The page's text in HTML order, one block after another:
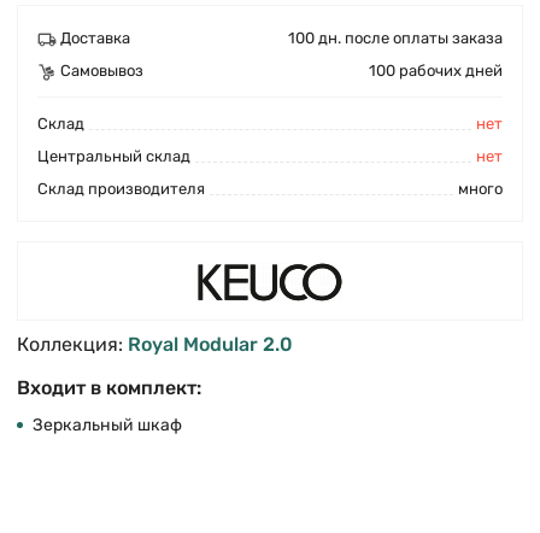
Доставка
100 дн. после оплаты заказа
Самовывоз
100 рабочих дней
Cклад
нет
Центральный склад
нет
Склад производителя
много
Коллекция: Royal Modular 2.0
Входит в комплект:
Зеркальный шкаф